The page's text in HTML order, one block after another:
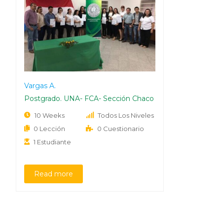
Vargas A.
Postgrado. UNA- FCA- Sección Chaco
10 Weeks
Todos Los Niveles
0 Lección
0 Cuestionario
1 Estudiante
Read more